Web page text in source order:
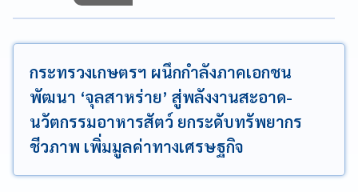
กระทรวงเกษตรฯ ผนึกกำลังภาคเอกชน
พัฒนา ‘จุลสาหร่าย’ สู่พลังงานสะอาด-
นวัตกรรมอาหารสัตว์ ยกระดับทรัพยากร
ชีวภาพ เพิ่มมูลค่าทางเศรษฐกิจ